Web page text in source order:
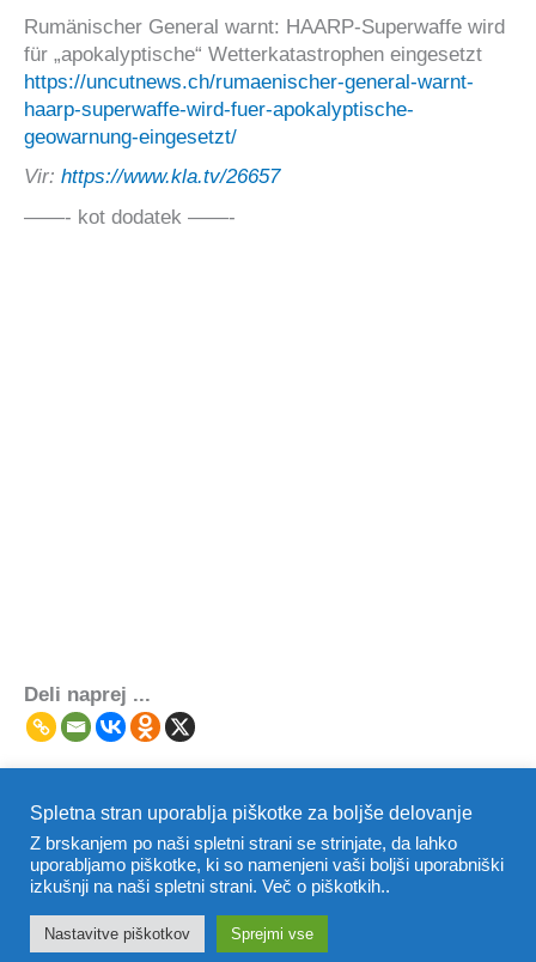
Rumänischer General warnt: HAARP-Superwaffe wird
für „apokalyptische“ Wetterkatastrophen eingesetzt
https://uncutnews.ch/rumaenischer-general-warnt-
haarp-superwaffe-wird-fuer-apokalyptische-
geowarnung-eingesetzt/
Vir: https://www.kla.tv/26657
——- kot dodatek ——-
Deli naprej ...
Prejšnji Post Naslednji Post
Copyright © 2026 Deli Naprej ... |Powered by
Theme
Spletna stran uporablja piškotke za boljše delovanje
Z brskanjem po naši spletni strani se strinjate, da lahko
uporabljamo piškotke, ki so namenjeni vaši boljši uporabniški
izkušnji na naši spletni strani. Več o piškotkih..
Nastavitve piškotkov Sprejmi vse